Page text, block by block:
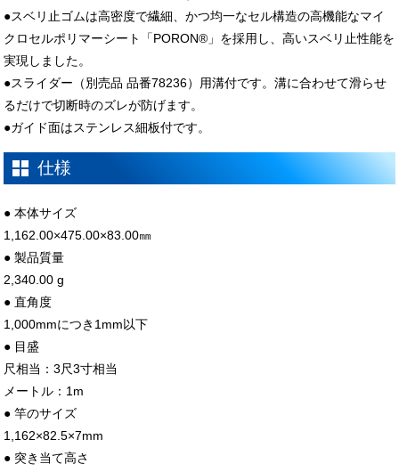
●スベリ止ゴムは高密度で繊細、かつ均一なセル構造の高機能なマイ
クロセルポリマーシート「PORON®」を採用し、高いスベリ止性能を
実現しました。
●スライダー（別売品 品番78236）用溝付です。溝に合わせて滑らせ
るだけで切断時のズレが防げます。
●ガイド面はステンレス細板付です。
仕様
● 本体サイズ
1,162.00×475.00×83.00㎜
● 製品質量
2,340.00 g
● 直角度
1,000mmにつき1mm以下
● 目盛
尺相当：3尺3寸相当
メートル：1m
● 竿のサイズ
1,162×82.5×7mm
● 突き当て高さ